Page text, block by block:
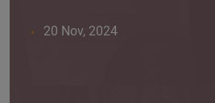
20 Nov, 2024